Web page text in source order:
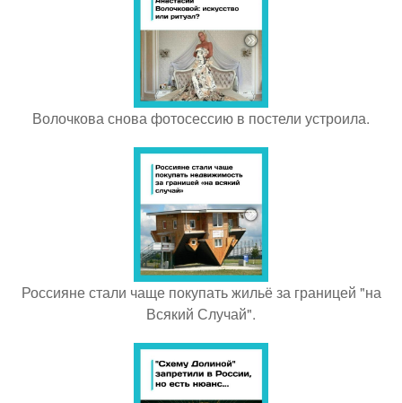
Волочкова снова фотосессию в постели устроила.
Россияне стали чаще покупать жильё за границей "на
Всякий Случай".